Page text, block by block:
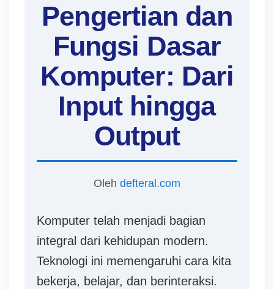
Pengertian dan
Fungsi Dasar
Komputer: Dari
Input hingga
Output
Oleh defteral.com
Komputer telah menjadi bagian
integral dari kehidupan modern.
Teknologi ini memengaruhi cara kita
bekerja, belajar, dan berinteraksi.